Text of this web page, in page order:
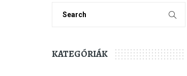
KATEGÓRIÁK